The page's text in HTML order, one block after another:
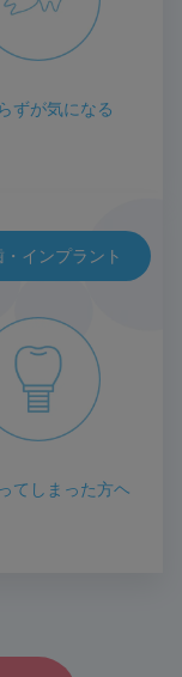
ずが気になる
・インプラント
てしまった方ヘ